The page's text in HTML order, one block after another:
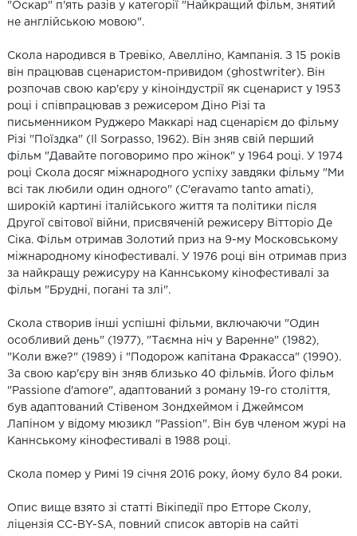
"Оскар" п'ять разів у категорії "Найкращий фільм, знятий
не англійською мовою".
Скола народився в Тревіко, Авелліно, Кампанія. З 15 років
він працював сценаристом-привидом (ghostwriter). Він
розпочав свою кар'єру у кіноіндустрії як сценарист у 1953
році і співпрацював з режисером Діно Різі та
письменником Руджеро Маккарі над сценарієм до фільму
Різі "Поїздка" (Il Sorpasso, 1962). Він зняв свій перший
фільм "Давайте поговоримо про жінок" у 1964 році. У 1974
році Скола досяг міжнародного успіху завдяки фільму "Ми
всі так любили один одного" (C'eravamo tanto amati),
широкій картині італійського життя та політики після
Другої світової війни, присвяченій режисеру Вітторіо Де
Сіка. Фільм отримав Золотий приз на 9-му Московському
міжнародному кінофестивалі. У 1976 році він отримав приз
за найкращу режисуру на Каннському кінофестивалі за
фільм "Брудні, погані та злі".
Скола створив інші успішні фільми, включаючи "Один
особливий день" (1977), "Таємна ніч у Варенне" (1982),
"Коли вже?" (1989) і "Подорож капітана Фракасса" (1990).
За свою кар'єру він зняв близько 40 фільмів. Його фільм
"Passione d'amore", адаптований з роману 19-го століття,
був адаптований Стівеном Зондхеймом і Джеймсом
Лапіном у відому мюзикл "Passion". Він був членом журі на
Каннському кінофестивалі в 1988 році.
Скола помер у Римі 19 січня 2016 року, йому було 84 роки.
Опис вище взято зі статті Вікіпедії про Етторе Сколу,
ліцензія CC-BY-SA, повний список авторів на сайті